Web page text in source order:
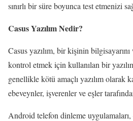
sınırlı bir süre boyunca test etmenizi
Casus Yazılım Nedir?
Casus yazılım, bir kişinin
kontrol etmek için kullanılan bir
genellikle kötü amaçlı yazılım olarak
ebeveynler, işverenler ve eşler
Android telefon dinleme uygulamaları,